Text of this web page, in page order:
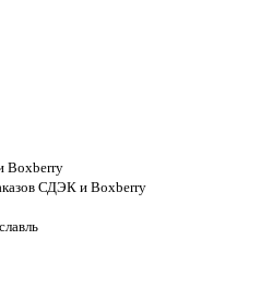
Boxberry
СДЭК и Boxberry